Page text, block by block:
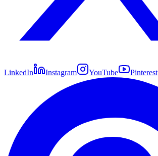
LinkedIn Instagram YouTube Pinterest